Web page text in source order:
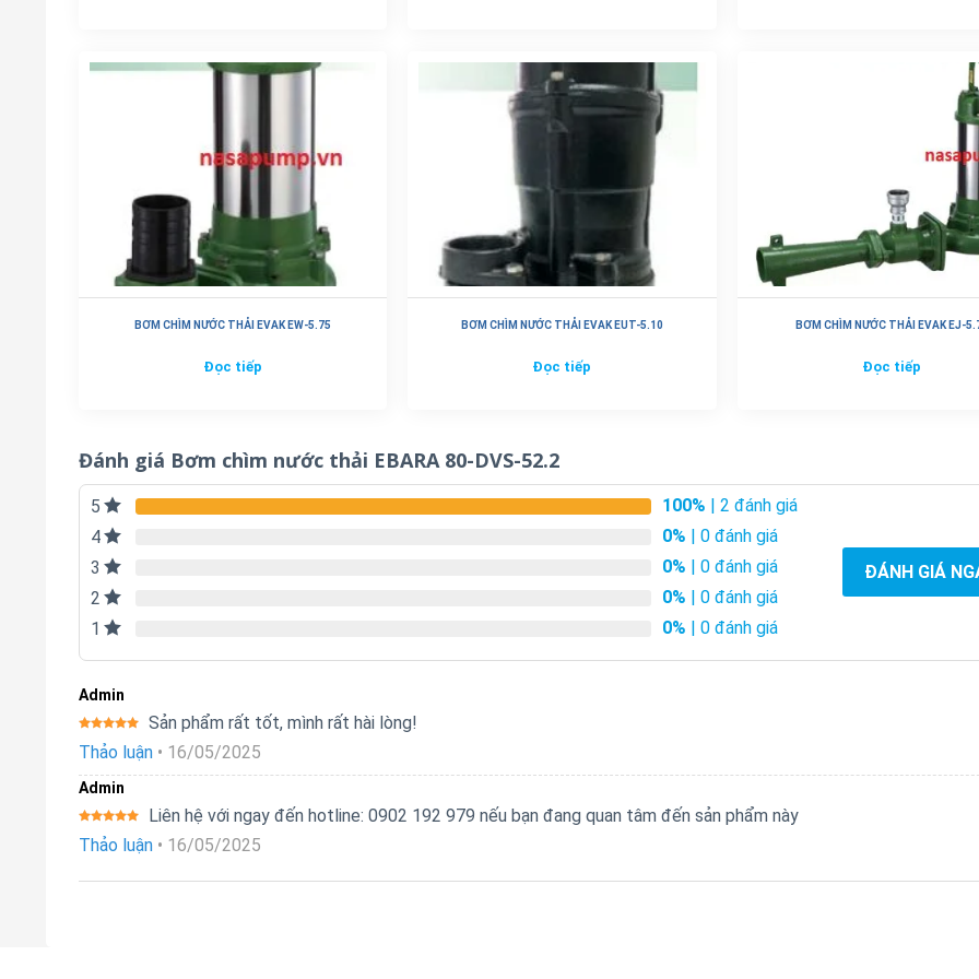
BƠM CHÌM NƯỚC THẢI EVAK EW-5.75
Đọc tiếp
BƠM CHÌM NƯỚC THẢI EVAK EUT-5.10
Đọc tiếp
BƠM CHÌM NƯỚC THẢI EVAK EJ-
Đọc tiếp
Đánh giá Bơm chìm nước thải EBARA 80-DVS-52.2
5 100% | 2 đánh giá
4
0% | 0 đánh giá
3
0% | 0 đánh giá
2
0% | 0 đánh giá
1
0% | 0 đánh giá
ĐÁNH GIÁ
Admin
hạng5 5
Sản phẩm rất tốt, mình rất hài lòng!
Thảo luận • 16/05/2025
Admin
hạng5 5
Liên hệ với ngay đến hotline: 0902 192 979 nếu bạn đang quan tâm đến sản phẩm này
Thảo luận • 16/05/2025